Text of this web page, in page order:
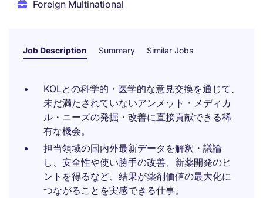
Foreign Multinational
Job Description Summary Similar Jobs
KOLとの科学的・医学的な意見交換を通じて、
未だ満たされていないアンメット・メディカ
ル・ニーズの発掘・改善に直接貢献できる稀
有な機会。
担当領域の国内外最新データを解釈・議論
し、安全性や使い勝手の改善、新薬開発のヒ
ントを得るなど、結果が薬剤価値の最大化に
つながることを実感できる仕事。